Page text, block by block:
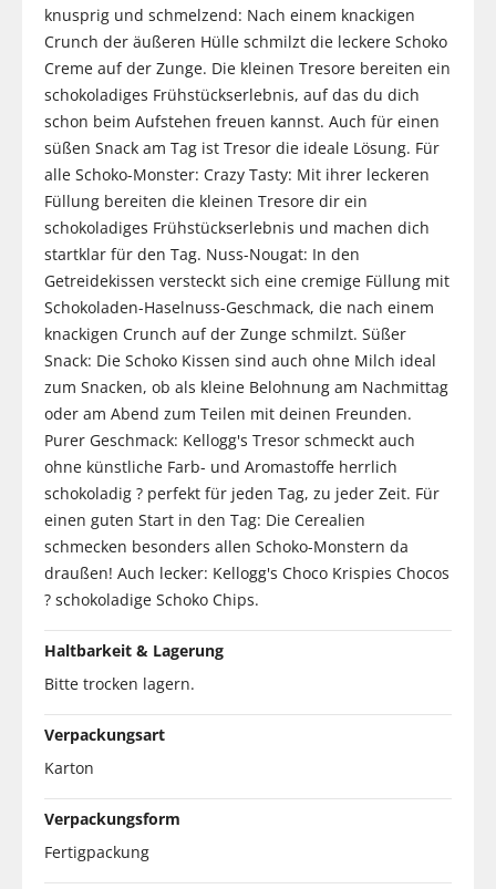
knusprig und schmelzend: Nach einem knackigen
Crunch der äußeren Hülle schmilzt die leckere Schoko
Creme auf der Zunge. Die kleinen Tresore bereiten ein
schokoladiges Frühstückserlebnis, auf das du dich
schon beim Aufstehen freuen kannst. Auch für einen
süßen Snack am Tag ist Tresor die ideale Lösung. Für
alle Schoko-Monster: Crazy Tasty: Mit ihrer leckeren
Füllung bereiten die kleinen Tresore dir ein
schokoladiges Frühstückserlebnis und machen dich
startklar für den Tag. Nuss-Nougat: In den
Getreidekissen versteckt sich eine cremige Füllung mit
Schokoladen-Haselnuss-Geschmack, die nach einem
knackigen Crunch auf der Zunge schmilzt. Süßer
Snack: Die Schoko Kissen sind auch ohne Milch ideal
zum Snacken, ob als kleine Belohnung am Nachmittag
oder am Abend zum Teilen mit deinen Freunden.
Purer Geschmack: Kellogg's Tresor schmeckt auch
ohne künstliche Farb- und Aromastoffe herrlich
schokoladig ? perfekt für jeden Tag, zu jeder Zeit. Für
einen guten Start in den Tag: Die Cerealien
schmecken besonders allen Schoko-Monstern da
draußen! Auch lecker: Kellogg's Choco Krispies Chocos
? schokoladige Schoko Chips.
Haltbarkeit & Lagerung
Bitte trocken lagern.
Verpackungsart
Karton
Verpackungsform
Fertigpackung